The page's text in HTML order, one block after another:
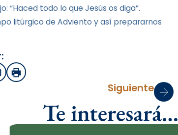
“Haced todo lo que Jesús os diga”.
litúrgico de Adviento y así prepararnos
Imprimir
Siguiente
Te interesará…